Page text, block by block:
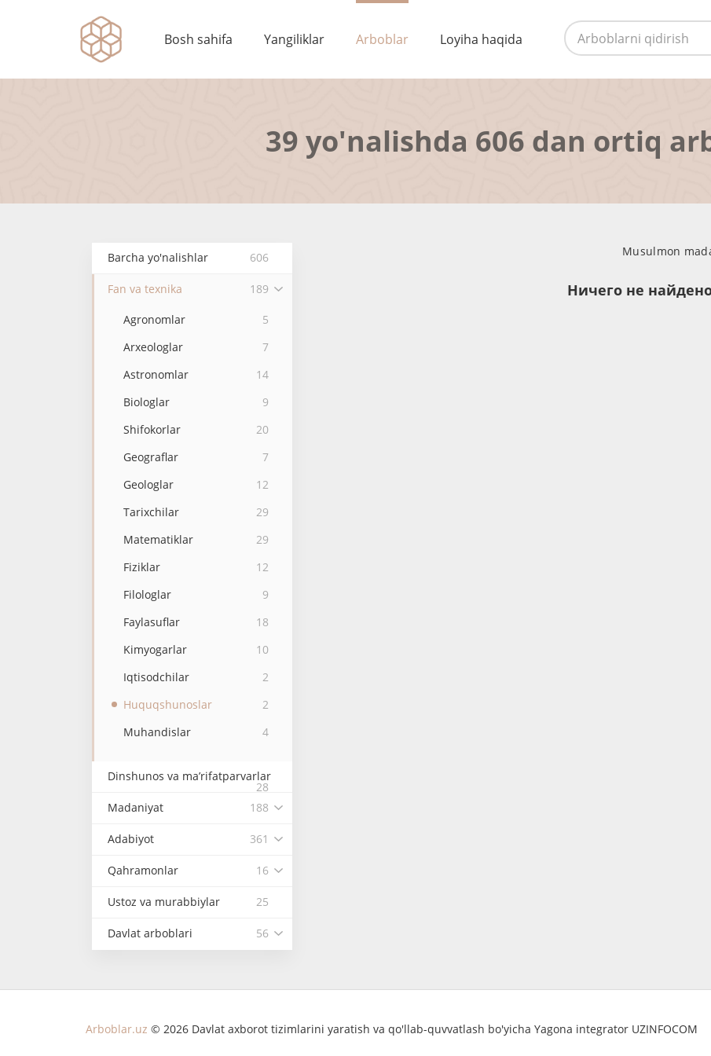
Bosh sahifa Yangiliklar Arboblar Loyiha haqida
39 yo'nalishda 606 dan ortiq
Barcha yo'nalishlar 606
Fan va texnika 189
Agronomlar
5
Arxeologlar
7
Astronomlar
14
Biologlar
9
Shifokorlar
20
Geograflar
7
Geologlar
12
Tarixchilar
29
Matematiklar
29
Fiziklar
12
Filologlar
9
Faylasuflar
18
Kimyogarlar
10
Iqtisodchilar
2
Huquqshunoslar
2
Muhandislar
4
Dinshunos va ma’rifatparvarlar
28
Madaniyat
188
Adabiyot 361
Qahramonlar 16
Ustoz va murabbiylar 25
Davlat arboblari 56
Musulmon
Ничего не
Arboblar.uz © 2026 Davlat axborot tizimlarini yaratish va qo'llab-quvvatlash bo'yicha Yagona integrator UZINFOCOM